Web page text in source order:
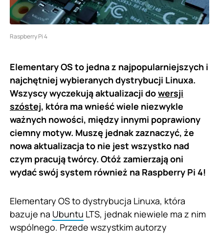
Raspberry Pi 4
Elementary OS to jedna z najpopularniejszych i
najchętniej wybieranych dystrybucji Linuxa.
Wszyscy wyczekują aktualizacji dowersji
szóstej, która ma wnieść wiele niezwykle
ważnych nowości, między innymi poprawiony
ciemny motyw. Muszę jednak zaznaczyć, że
nowa aktualizacja to nie jest wszystko nad
czym pracują twórcy. Otóż zamierzają oni
wydać swój system również na Raspberry Pi 4!
Elementary OS to dystrybucja Linuxa, która
bazuje na Ubuntu LTS, jednak niewiele ma z nim
wspólnego. Przede wszystkim autorzy